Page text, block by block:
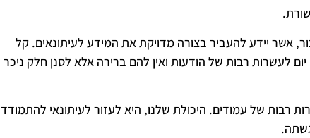
אשר יידע להעביר בצורה מדויקת את המידע לעיתונאים. קל
לעשרות רבות של הודעות ואין להם ברירה אלא לסנן חלק ניכר
רבות של עמודים. היכולת שלנו, היא לעזור לעיתונאי להתמודד